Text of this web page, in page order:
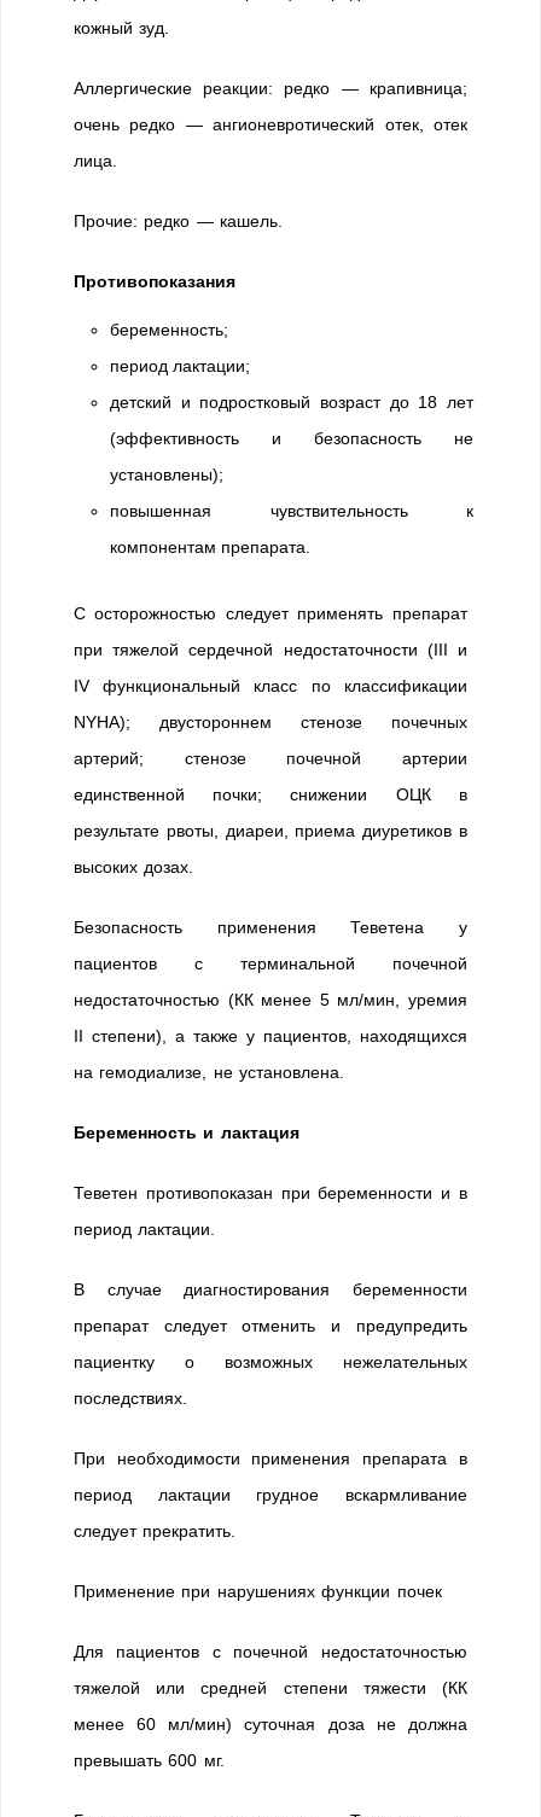
кожный зуд.
Аллергические реакции: редко — крапивница;
очень редко — ангионевротический отек, отек
лица.
Прочие: редко — кашель.
Противопоказания
беременность;
период лактации;
детский и подростковый возраст до 18 лет
(эффективность и безопасность не
установлены);
повышенная чувствительность к
компонентам препарата.
С осторожностью следует применять препарат
при тяжелой сердечной недостаточности (III и
IV функциональный класс по классификации
NYHA); двустороннем стенозе почечных
артерий; стенозе почечной артерии
единственной почки; снижении ОЦК в
результате рвоты, диареи, приема диуретиков в
высоких дозах.
Безопасность применения Теветена у
пациентов с терминальной почечной
недостаточностью (КК менее 5 мл/мин, уремия
II степени), а также у пациентов, находящихся
на гемодиализе, не установлена.
Беременность и лактация
Теветен противопоказан при беременности и в
период лактации.
В случае диагностирования беременности
препарат следует отменить и предупредить
пациентку о возможных нежелательных
последствиях.
При необходимости применения препарата в
период лактации грудное вскармливание
следует прекратить.
Применение при нарушениях функции почек
Для пациентов с почечной недостаточностью
тяжелой или средней степени тяжести (КК
менее 60 мл/мин) суточная доза не должна
превышать 600 мг.